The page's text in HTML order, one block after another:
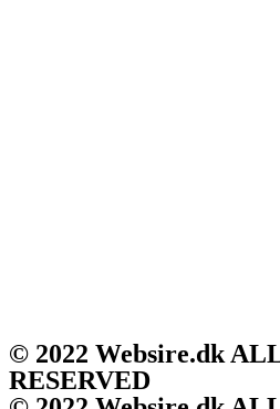
© 2022 Websire.dk
RESERVED